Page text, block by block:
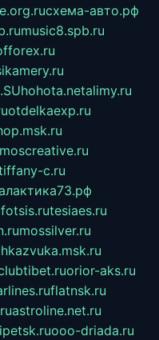
схема-авто.рф
music8.spb.ru
hohota.netalimy.ru
otdelkaexp.ru
c.ru
fotsis.rutesiaes.ru
mossilver.ru
orior-aks.ru
flatnsk.ru
astroline.net.ru
ooo-driada.ru